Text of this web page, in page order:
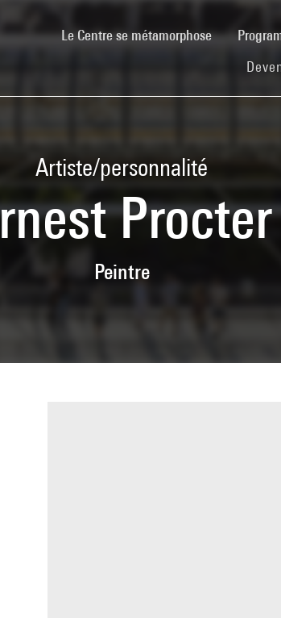
Le Centre se métamorphose(current)
Artiste/personnalité
Procter
Peintre